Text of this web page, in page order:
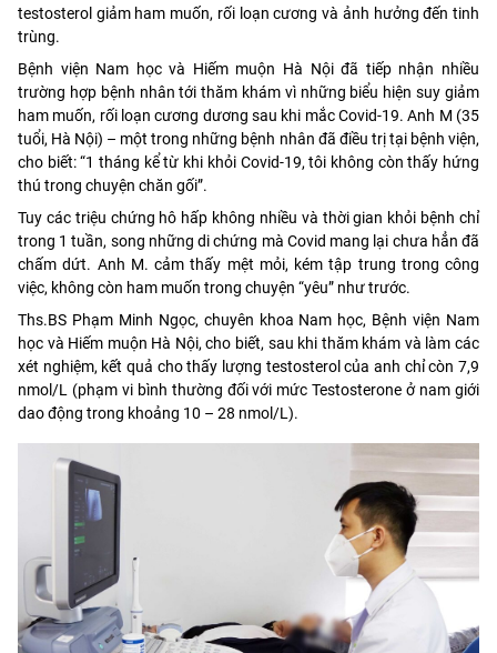
testosterol giảm ham muốn, rối loạn cương và ảnh hưởng đến tinh
trùng.
Bệnh viện Nam học và Hiếm muộn Hà Nội đã tiếp nhận nhiều
trường hợp bệnh nhân tới thăm khám vì những biểu hiện suy giảm
ham muốn, rối loạn cương dương sau khi mắc Covid-19. Anh M (35
tuổi, Hà Nội) – một trong những bệnh nhân đã điều trị tại bệnh viện,
cho biết: “1 tháng kể từ khi khỏi Covid-19, tôi không còn thấy hứng
thú trong chuyện chăn gối”.
Tuy các triệu chứng hô hấp không nhiều và thời gian khỏi bệnh chỉ
trong 1 tuần, song những di chứng mà Covid mang lại chưa hẳn đã
chấm dứt. Anh M. cảm thấy mệt mỏi, kém tập trung trong công
việc, không còn ham muốn trong chuyện “yêu” như trước.
Ths.BS Phạm Minh Ngọc, chuyên khoa Nam học, Bệnh viện Nam
học và Hiếm muộn Hà Nội, cho biết, sau khi thăm khám và làm các
xét nghiệm, kết quả cho thấy lượng testosterol của anh chỉ còn 7,9
nmol/L (phạm vi bình thường đối với mức Testosterone ở nam giới
dao động trong khoảng 10 – 28 nmol/L).